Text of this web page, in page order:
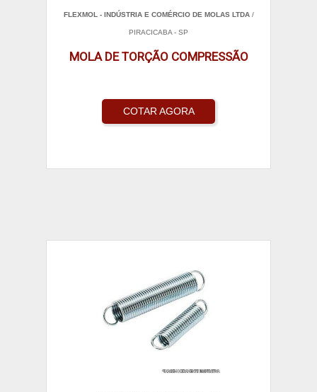
FLEXMOL - INDÚSTRIA E COMÉRCIO DE MOLAS LTDA/
PIRACICABA - SP
MOLA DE TORÇÃO COMPRESSÃO
COTAR AGORA